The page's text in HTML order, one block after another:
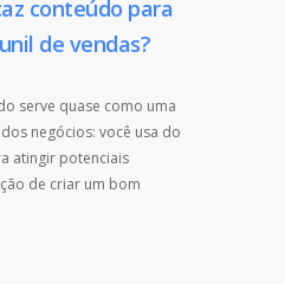
conteúdo para
de vendas?
serve quase como uma
negócios: você usa do
atingir potenciais
de criar um bom